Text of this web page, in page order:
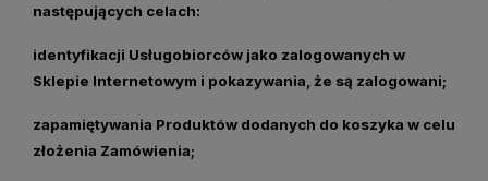
następujących celach:
identyfikacji Usługobiorców jako zalogowanych w
Sklepie Internetowym i pokazywania, że są zalogowani;
zapamiętywania Produktów dodanych do koszyka w celu
złożenia Zamówienia;